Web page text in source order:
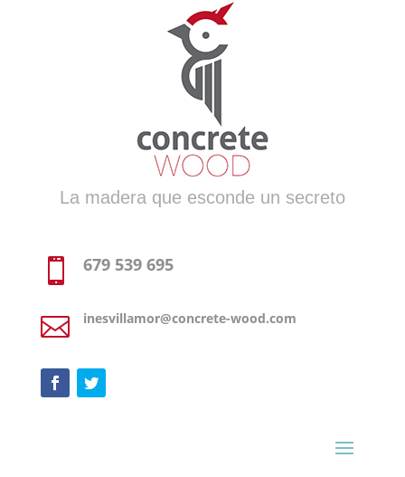
La madera que esconde un secreto
 679 539 695
 inesvillamor@concrete-wood.com